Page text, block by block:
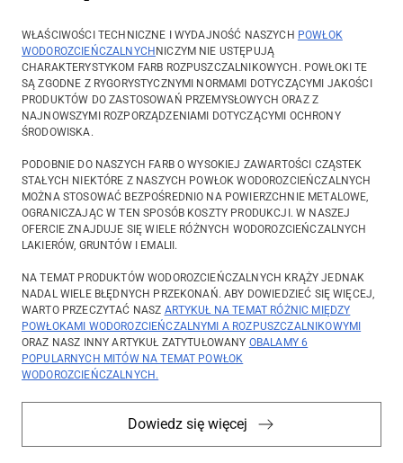
WŁAŚCIWOŚCI TECHNICZNE I WYDAJNOŚĆ NASZYCH POWŁOK
WODOROZCIEŃCZALNYCH NICZYM NIE USTĘPUJĄ
CHARAKTERYSTYKOM FARB ROZPUSZCZALNIKOWYCH. POWŁOKI TE
SĄ ZGODNE Z RYGORYSTYCZNYMI NORMAMI DOTYCZĄCYMI JAKOŚCI
PRODUKTÓW DO ZASTOSOWAŃ PRZEMYSŁOWYCH ORAZ Z
NAJNOWSZYMI ROZPORZĄDZENIAMI DOTYCZĄCYMI OCHRONY
ŚRODOWISKA.
PODOBNIE DO NASZYCH FARB O WYSOKIEJ ZAWARTOŚCI CZĄSTEK
STAŁYCH NIEKTÓRE Z NASZYCH POWŁOK WODOROZCIEŃCZALNYCH
MOŻNA STOSOWAĆ BEZPOŚREDNIO NA POWIERZCHNIE METALOWE,
OGRANICZAJĄC W TEN SPOSÓB KOSZTY PRODUKCJI. W NASZEJ
OFERCIE ZNAJDUJE SIĘ WIELE RÓŻNYCH WODOROZCIEŃCZALNYCH
LAKIERÓW, GRUNTÓW I EMALII.
NA TEMAT PRODUKTÓW WODOROZCIEŃCZALNYCH KRĄŻY JEDNAK
NADAL WIELE BŁĘDNYCH PRZEKONAŃ. ABY DOWIEDZIEĆ SIĘ WIĘCEJ,
WARTO PRZECZYTAĆ NASZ ARTYKUŁ NA TEMAT RÓŻNIC MIĘDZY
POWŁOKAMI WODOROZCIEŃCZALNYMI A ROZPUSZCZALNIKOWYMI
ORAZ NASZ INNY ARTYKUŁ ZATYTUŁOWANY OBALAMY 6
POPULARNYCH MITÓW NA TEMAT POWŁOK
WODOROZCIEŃCZALNYCH.
Dowiedz się więcej